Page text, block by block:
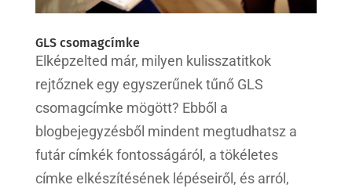
GLS csomagcímke
Elképzelted már, milyen kulisszatitkok
rejtőznek egy egyszerűnek tűnő GLS
csomagcímke mögött? Ebből a
blogbejegyzésből mindent megtudhatsz a
futár címkék fontosságáról, a tökéletes
címke elkészítésének lépéseiről, és arról,